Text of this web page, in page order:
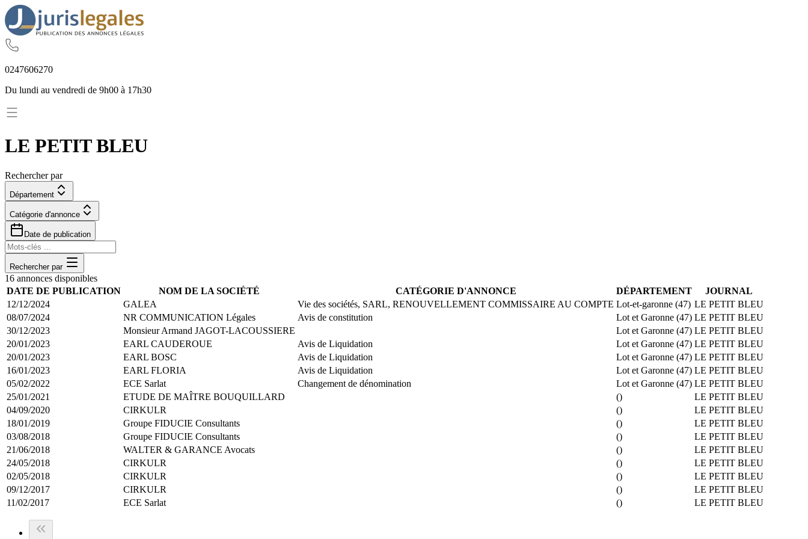
0247606270
Du lundi au vendredi de 9h00 à 17h30
LE PETIT BLEU
Rechercher par
Département
Catégorie d'annonce
Date de publication
Rechercher par
16 annonces disponibles
DATE DE PUBLICATION
NOM DE LA SOCIÉTÉ CATÉGORIE D'ANNONCE DÉPARTEMENT
JOURNAL
12/12/2024
GALEA Vie des sociétés, SARL, RENOUVELLEMENT COMMISSAIRE AU COMPTE Lot-et-garonne (47) LE PETIT BLEU
08/07/2024
NR COMMUNICATION Légales Avis de constitution Lot et Garonne (47) LE PETIT BLEU
30/12/2023
Monsieur Armand JAGOT-LACOUSSIERE Lot et Garonne (47) LE PETIT BLEU
20/01/2023
EARL CAUDEROUE Avis de Liquidation Lot et Garonne (47) LE PETIT BLEU
20/01/2023
EARL BOSC Avis de Liquidation Lot et Garonne (47) LE PETIT BLEU
16/01/2023
EARL FLORIA Avis de Liquidation Lot et Garonne (47) LE PETIT BLEU
05/02/2022
ECE Sarlat Changement de dénomination Lot et Garonne (47) LE PETIT BLEU
25/01/2021
ETUDE DE MAÎTRE BOUQUILLARD ()
LE PETIT BLEU
04/09/2020
CIRKULR ()
LE PETIT BLEU
18/01/2019
Groupe FIDUCIE Consultants ()
LE PETIT BLEU
03/08/2018
Groupe FIDUCIE Consultants ()
LE PETIT BLEU
21/06/2018
WALTER & GARANCE Avocats ()
LE PETIT BLEU
24/05/2018
CIRKULR ()
LE PETIT BLEU
02/05/2018
CIRKULR ()
LE PETIT BLEU
09/12/2017
CIRKULR ()
LE PETIT BLEU
11/02/2017
ECE Sarlat () LE PETIT BLEU